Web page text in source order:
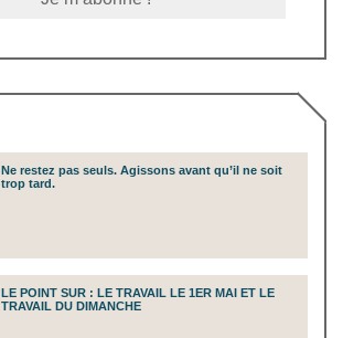
Ne restez pas seuls. Agissons avant qu’il ne soit
trop tard.
LE POINT SUR : LE TRAVAIL LE 1ER MAI ET LE
TRAVAIL DU DIMANCHE